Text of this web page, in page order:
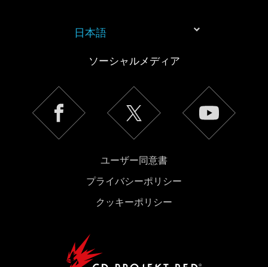
日本語
ソーシャルメディア
ユーザー同意書
プライバシーポリシー
クッキーポリシー